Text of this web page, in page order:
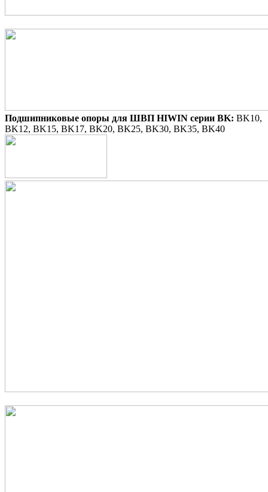
Подшипниковые опоры для ШВП HIWIN серии BK: BK10,
BK12, BK15, BK17, BK20, BK25, BK30, BK35, BK40